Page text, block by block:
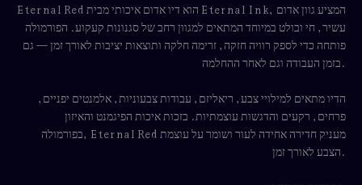
Eternal Red הוא דיו אדום איכותי מבית Eternal Ink, המציע גוון אדום
עשיר, חי ובולט במיוחד המתאים למגוון רחב של סגנונות קעקוע. הפורמולה
פותחה כדי לספק רוויה חזקה, זרימה חלקה ותוצאות יציבות לאורך זמן — גם
בזמן העבודה וגם לאחר ההחלמה.
הדיו מתאים למילויי צבע, ריאליזם, עבודות צבעוניות, אלמנטים יפניים,
פרחים, רקעים והדגשות עוצמתיות. בזכות איכות הפיגמנט והאיזון
בפורמולה, Eternal Red מעניק חדירה אחידה לעור ושומר על עוצמת
הצבע לאורך זמן.